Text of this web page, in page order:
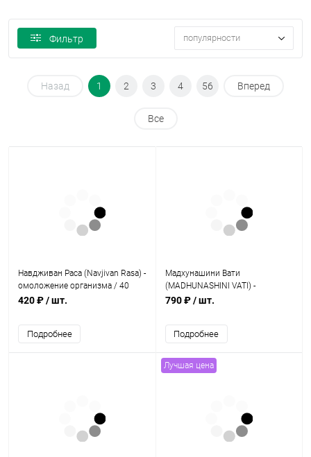
Фильтр популярности
Назад 1 2 3 4 56 Вперед
Все
Навдживан Раса (Navjivan Rasa) -
омоложение организма / 40
табл., Unjha
420 ₽/ шт.
Подробнее
Мадхунашини Вати
(MADHUNASHINI VATI) -
нормализация уровня сахара,
PATAN
790 ₽/ шт.
Подробнее
Лучшая цена